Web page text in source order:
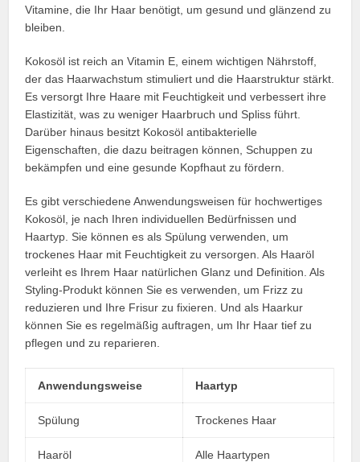
Vitamine, die Ihr Haar benötigt, um gesund und glänzend zu
bleiben.
Kokosöl ist reich an Vitamin E, einem wichtigen Nährstoff,
der das Haarwachstum stimuliert und die Haarstruktur stärkt.
Es versorgt Ihre Haare mit Feuchtigkeit und verbessert ihre
Elastizität, was zu weniger Haarbruch und Spliss führt.
Darüber hinaus besitzt Kokosöl antibakterielle
Eigenschaften, die dazu beitragen können, Schuppen zu
bekämpfen und eine gesunde Kopfhaut zu fördern.
Es gibt verschiedene Anwendungsweisen für hochwertiges
Kokosöl, je nach Ihren individuellen Bedürfnissen und
Haartyp. Sie können es als Spülung verwenden, um
trockenes Haar mit Feuchtigkeit zu versorgen. Als Haaröl
verleiht es Ihrem Haar natürlichen Glanz und Definition. Als
Styling-Produkt können Sie es verwenden, um Frizz zu
reduzieren und Ihre Frisur zu fixieren. Und als Haarkur
können Sie es regelmäßig auftragen, um Ihr Haar tief zu
pflegen und zu reparieren.
Anwendungsweise Haartyp
Spülung Trockenes Haar
Haaröl Alle Haartypen